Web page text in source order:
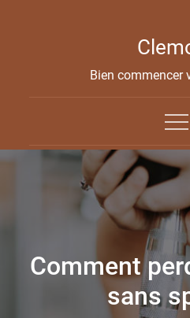
Bien commencer
Comment
sans